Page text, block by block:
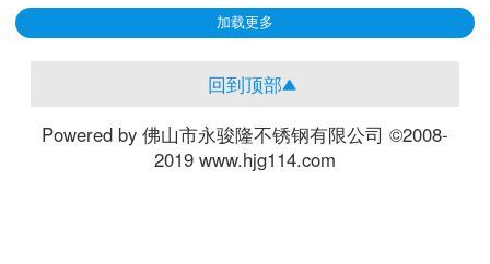
加载更多
回到顶部
Powered by 佛山市永骏隆不锈钢有限公司 ©2008-
2019 www.hjg114.com